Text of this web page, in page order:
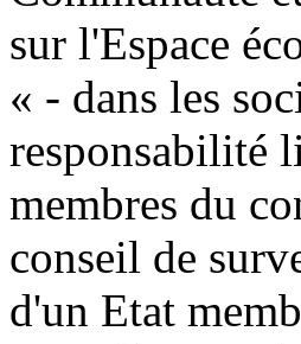
sur l'Espace
« - dans les
responsabilité
membres du
conseil de
d'un Etat